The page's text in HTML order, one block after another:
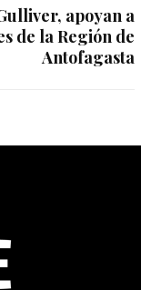
apoyan a
de la Región de
Antofagasta